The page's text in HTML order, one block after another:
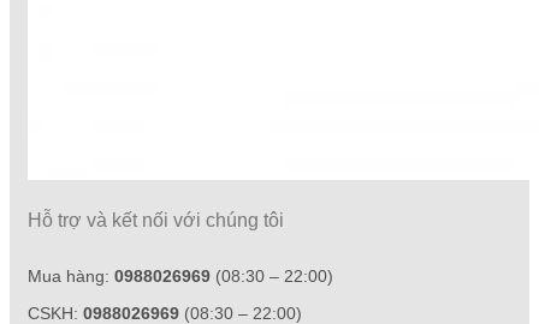
Hỗ trợ và kết nối với chúng tôi
Mua hàng: 0988026969 (08:30 – 22:00)
CSKH: 0988026969 (08:30 – 22:00)